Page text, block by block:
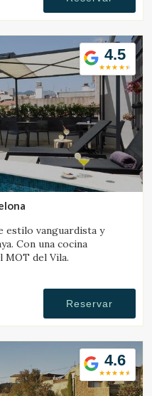
4.5
estilo vanguardista y
Con una cocina
MOT del Vila.
Reservar
4.6